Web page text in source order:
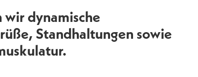
dynamische
Standhaltungen sowie